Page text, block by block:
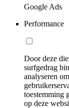
Google Ads
Performance
Door deze
surfgedrag
analyseren
toestemming
op deze